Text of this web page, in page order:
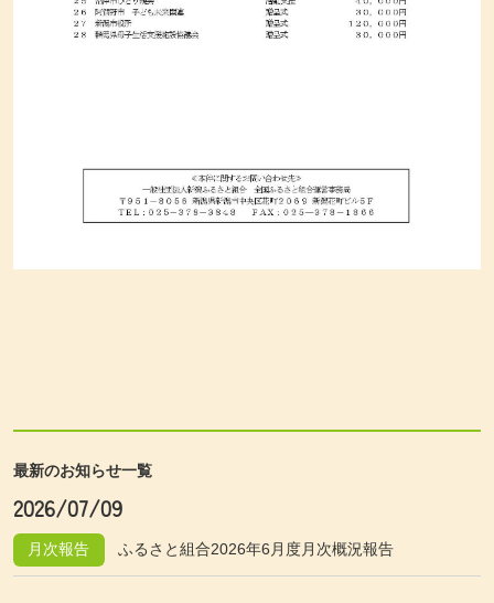
最新のお知らせ一覧
2026/07/09
月次報告 ふるさと組合2026年6月度月次概況報告